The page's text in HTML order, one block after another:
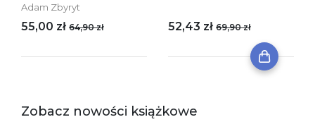
Adam Zbyryt
55,00 zł 64,90 zł 52,43 zł 69,90 zł
Zobacz nowości książkowe